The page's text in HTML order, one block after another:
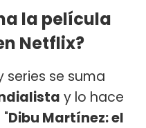
la película
Netflix?
se suma
y lo hace
Dibu Martínez: el